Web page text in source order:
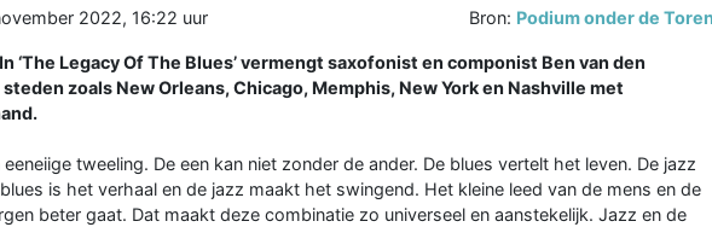
2022, 16:22 uur Bron: Podium onder de Toren
In ‘The Legacy Of The Blues’ vermengt saxofonist en componist Ben van den
zoals New Orleans, Chicago, Memphis, New York en Nashville met
tweeling. De een kan niet zonder de ander. De blues vertelt het leven. De jazz
is het verhaal en de jazz maakt het swingend. Het kleine leed van de mens en de
beter gaat. Dat maakt deze combinatie zo universeel en aanstekelijk. Jazz en de